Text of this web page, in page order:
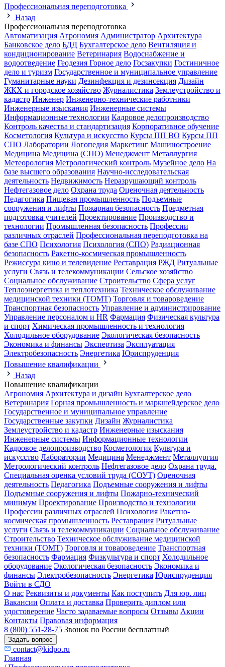
Профессиональная переподготовка
Назад
Профессиональная переподготовка
Автоматизация Агрономия Администратор Архитектура
Банковское дело БДД Бухгалтерское дело Вентиляция и
кондиционирование Ветеринария Водоснабжение и
водоотведение Геодезия Горное дело Госзакупки Гостиничное
дело и туризм Государственное и муниципальное управление
Гуманитарные науки Дезинфекция и дезинсекция Дизайн
ЖКХ и городское хозяйство Журналистика Землеустройство и
кадастр Инженер Инженерно-технические работники
Инженерные изыскания Инженерные системы
Информационные технологии Кадровое делопроизводство
Контроль качества и стандартизация Корпоративное обучение
Косметология Культура и искусство Курсы ПП ВО Курсы ПП
СПО Лаборатории Логопедия Маркетинг Машиностроение
Медицина Медицина (СПО) Менеджмент Металлургия
Метеорология Метрологический контроль Музейное дело На
базе высшего образования Научно-исследовательская
деятельность Недвижимость Неразрушающий контроль
Нефтегазовое дело Охрана труда Оценочная деятельность
Педагогика Пищевая промышленность Подъемные
сооружения и лифты Пожарная безопасность Предметная
подготовка учителей Проектирование Производство и
технологии Промышленная безопасность Профессии
различных отраслей Профессиональная переподготовка на
базе СПО Психология Психология (СПО) Радиационная
безопасность Ракетно-космическая промышленность
Режиссура кино и телевидение Реставрация РЖД Ритуальные
услуги Связь и телекоммуникации Сельское хозяйство
Социальное обслуживание Строительство Сфера услуг
Теплоэнергетика и теплотехника Техническое обслуживание
медицинской техники (ТОМТ) Торговля и товароведение
Транспортная безопасность Управление и администрирование
Управление персоналом и HR Фармация Физическая культура
и спорт Химическая промышленность и технология
Холодильное оборудование Экологическая безопасность
Экономика и финансы Экспертиза Эксплуатация
Электробезопасность Энергетика Юриспруденция
Повышение квалификации
Назад
Повышение квалификации
Агрономия Архитектура и дизайн Бухгалтерское дело
Ветеринария Горная промышленность и маркшейдерское дело
Государственное и муниципальное управление
Государственные закупки Дизайн Журналистика
Землеустройство и кадастр Инженерные изыскания
Инженерные системы Информационные технологии
Кадровое делопроизводство Косметология Культура и
искусство Лаборатории Медицина Менеджмент Металлургия
Метрологический контроль Нефтегазовое дело Охрана труда.
Специальная оценка условий труда (СОУТ) Оценочная
деятельность Педагогика Подъемные сооружения и лифты
Подъемные сооружения и лифты Пожарно-технический
минимум Проектирование Производство и технологии
Профессии различных отраслей Психология Ракетно-
космическая промышленность Реставрация Ритуальные
услуги Связь и телекоммуникации Социальное обслуживание
Строительство Техническое обслуживание медицинской
техники (ТОМТ) Торговля и товароведение Транспортная
безопасность Фармация Физкультура и спорт Холодильное
оборудование Экологическая безопасность Экономика и
финансы Электробезопасность Энергетика Юриспруденция
Войти в СДО
О нас Реквизиты и документы Как поступить Для юр. лиц
Вакансии Оплата и доставка Проверить диплом или
удостоверение Часто задаваемые вопросы Отзывы Акции
Контакты Правовая информация
8 (800) 551-28-75 Звонок по России бесплатный
Задать вопрос
contact@kidpo.ru
Главная